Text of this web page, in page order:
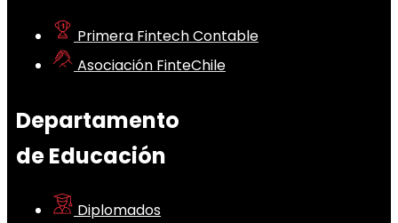
Primera Fintech Contable
Asociación FinteChile
Departamento
de Educación
Diplomados